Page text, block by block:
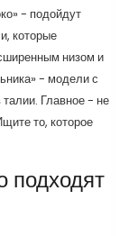
- подойдут
которые
низом и
- модели с
Главное - не
то, которое
подходят